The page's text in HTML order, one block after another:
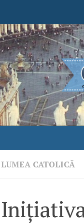
LUMEA CATOLICĂ